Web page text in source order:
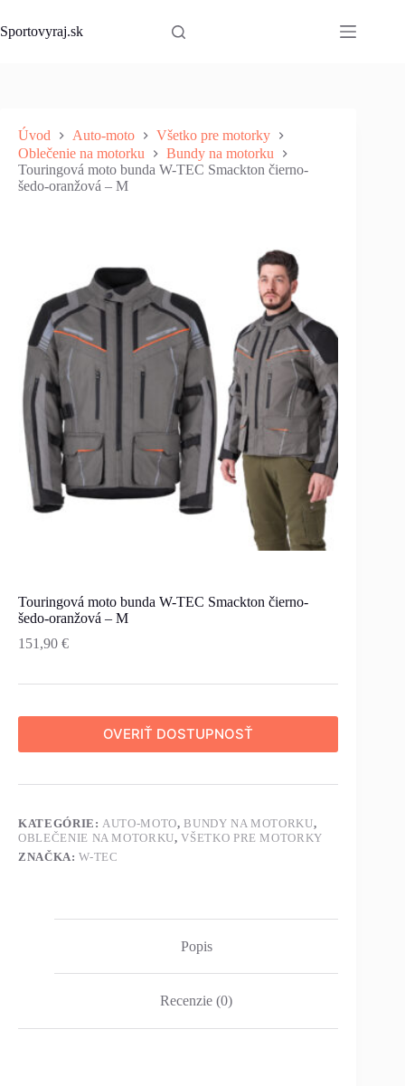
to
content
Sportovyraj.sk
Úvod Auto-moto
Všetko pre motorky
Oblečenie na motorku
Bundy na motorku
Touringová moto bunda W-TEC Smackton čierno-
šedo-oranžová – M
Touringová moto bunda W-TEC Smackton čierno-
šedo-oranžová – M
151,90 €
OVERIŤ DOSTUPNOSŤ
KATEGÓRIE: AUTO-MOTO,BUNDY NA MOTORKU,
OBLEČENIE NA MOTORKU,VŠETKO PRE MOTORKY
ZNAČKA:W-TEC
Popis
Recenzie (0)